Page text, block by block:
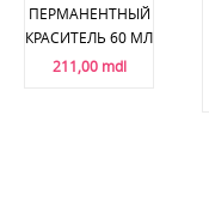
ПЕРМАНЕНТНЫЙ
КРАСИТЕЛЬ 60 МЛ
211,00 mdl